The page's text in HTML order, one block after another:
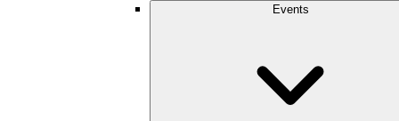
Events